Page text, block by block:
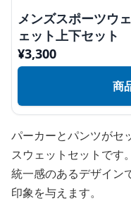
メンズスポーツウ
ェット上下セット
¥3,300
商
パーカーとパンツがセ
スウェットセットです。
統一感のあるデザイン
印象を与えます。